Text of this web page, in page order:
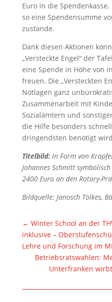
Euro in die
so eine Spendensumme
zustande.
Dank diesen Aktionen
„Versteckte Engel“ der
eine Spende in Höhe von
freuen. Die „Versteckten
Notlagen ganz
Zusammenarbeit mit
Sozialämtern und
die Hilfe besonders
dringendsten benötigt
Titelbild:In Form von
Johannes Schmitt
2400 Euro an den Rotary-
Bildquelle: Janosch Tölkes,
← Winter School an der
inklusive –
Lehre und Forschung im
Betriebsratswahlen:
Unterfranken